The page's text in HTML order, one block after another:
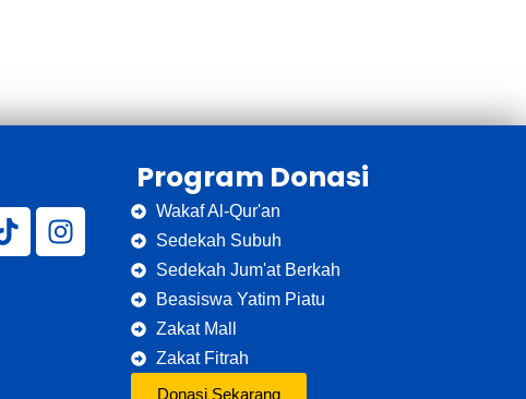
Program Donasi
Wakaf Al-Qur'an
Sedekah Subuh
Sedekah Jum'at Berkah
Beasiswa Yatim Piatu
Zakat Mall
Zakat Fitrah
Donasi Sekarang